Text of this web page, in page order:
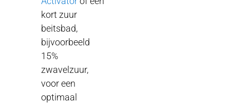
kort zuur
beitsbad,
bijvoorbeeld
15%
zwavelzuur,
voor een
optimaal